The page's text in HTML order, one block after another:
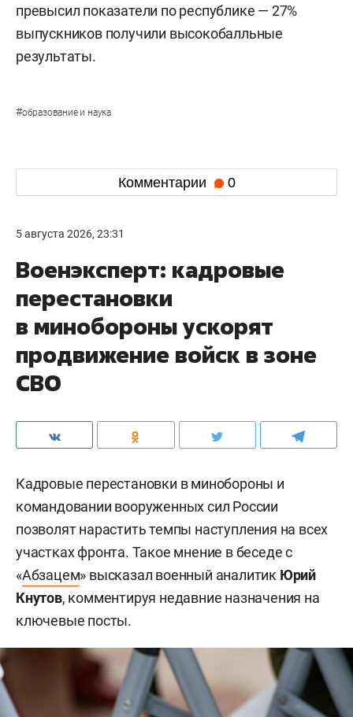
превысил показатели по республике — 27%
выпускников получили высокобалльные
результаты.
#образование и наука
Комментарии 0
5 августа 2026, 23:31
Военэксперт: кадровые
перестановки
в минобороны ускорят
продвижение войск в зоне
СВО
Кадровые перестановки в минобороны и
командовании вооруженных сил России
позволят нарастить темпы наступления на всех
участках фронта. Такое мнение в беседе с
«Абзацем» высказал военный аналитик Юрий
Кнутов, комментируя недавние назначения на
ключевые посты.